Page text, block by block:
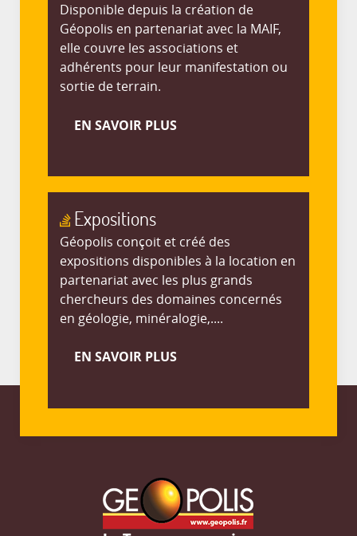
Disponible depuis la création de
Géopolis en partenariat avec la MAIF,
elle couvre les associations et
adhérents pour leur manifestation ou
sortie de terrain.
EN SAVOIR PLUS
Expositions
Géopolis conçoit et créé des
expositions disponibles à la location en
partenariat avec les plus grands
chercheurs des domaines concernés
en géologie, minéralogie,....
EN SAVOIR PLUS